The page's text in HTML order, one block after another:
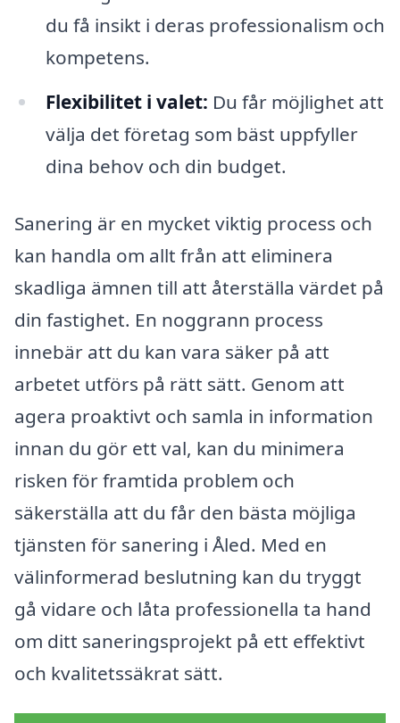
du få insikt i deras professionalism och
kompetens.
Flexibilitet i valet: Du får möjlighet att
välja det företag som bäst uppfyller
dina behov och din budget.
Sanering är en mycket viktig process och
kan handla om allt från att eliminera
skadliga ämnen till att återställa värdet på
din fastighet. En noggrann process
innebär att du kan vara säker på att
arbetet utförs på rätt sätt. Genom att
agera proaktivt och samla in information
innan du gör ett val, kan du minimera
risken för framtida problem och
säkerställa att du får den bästa möjliga
tjänsten för sanering i Åled. Med en
välinformerad beslutning kan du tryggt
gå vidare och låta professionella ta hand
om ditt saneringsprojekt på ett effektivt
och kvalitetssäkrat sätt.